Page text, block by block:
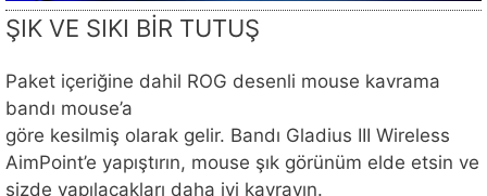
ŞIK VE SIKI BİR TUTUŞ
Paket içeriğine dahil ROG desenli mouse kavrama
bandı mouse’a
göre kesilmiş olarak gelir. Bandı Gladius III Wireless
AimPoint’e yapıştırın, mouse şık görünüm elde etsin ve
sizde yapılacakları daha iyi kavrayın.